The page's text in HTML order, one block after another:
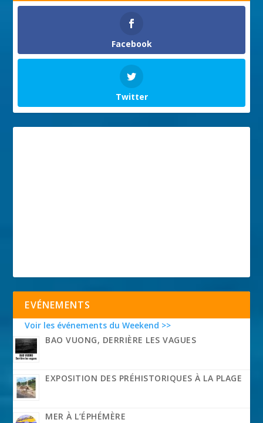
Facebook
Twitter
EVÉNEMENTS
Voir les événements du Weekend >>
BAO VUONG, DERRIÈRE LES VAGUES
EXPOSITION DES PRÉHISTORIQUES À LA PLAGE
MER À L’ÉPHÉMÈRE